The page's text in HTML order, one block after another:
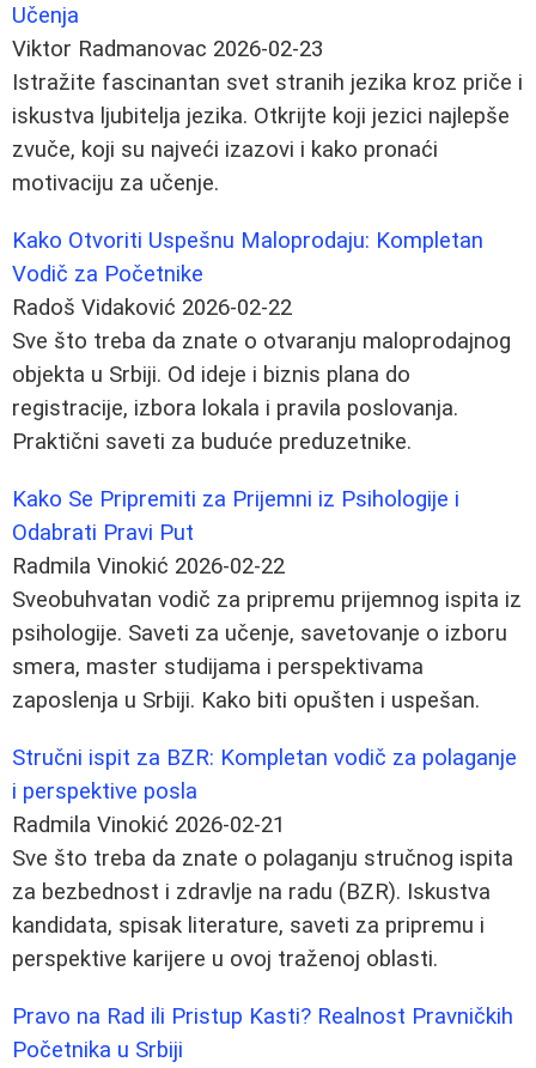
Učenja
Viktor Radmanovac 2026-02-23
Istražite fascinantan svet stranih jezika kroz priče i
iskustva ljubitelja jezika. Otkrijte koji jezici najlepše
zvuče, koji su najveći izazovi i kako pronaći
motivaciju za učenje.
Kako Otvoriti Uspešnu Maloprodaju: Kompletan
Vodič za Početnike
Radoš Vidaković 2026-02-22
Sve što treba da znate o otvaranju maloprodajnog
objekta u Srbiji. Od ideje i biznis plana do
registracije, izbora lokala i pravila poslovanja.
Praktični saveti za buduće preduzetnike.
Kako Se Pripremiti za Prijemni iz Psihologije i
Odabrati Pravi Put
Radmila Vinokić 2026-02-22
Sveobuhvatan vodič za pripremu prijemnog ispita iz
psihologije. Saveti za učenje, savetovanje o izboru
smera, master studijama i perspektivama
zaposlenja u Srbiji. Kako biti opušten i uspešan.
Stručni ispit za BZR: Kompletan vodič za polaganje
i perspektive posla
Radmila Vinokić 2026-02-21
Sve što treba da znate o polaganju stručnog ispita
za bezbednost i zdravlje na radu (BZR). Iskustva
kandidata, spisak literature, saveti za pripremu i
perspektive karijere u ovoj traženoj oblasti.
Pravo na Rad ili Pristup Kasti? Realnost Pravničkih
Početnika u Srbiji